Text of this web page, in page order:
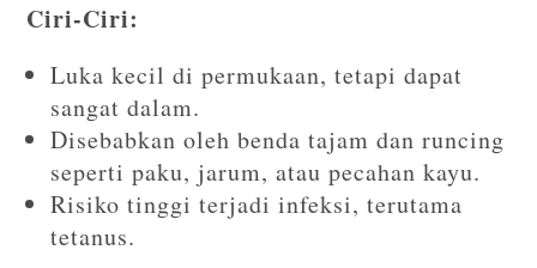
Ciri-Ciri:
Luka kecil di permukaan, tetapi dapat
sangat dalam.
Disebabkan oleh benda tajam dan runcing
seperti paku, jarum, atau pecahan kayu.
Risiko tinggi terjadi infeksi, terutama
tetanus.